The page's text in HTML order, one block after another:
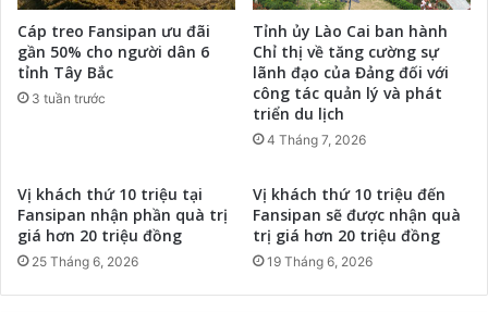
Cáp treo Fansipan ưu đãi
gần 50% cho người dân 6
tỉnh Tây Bắc
3 tuần trước
Tỉnh ủy Lào Cai ban hành
Chỉ thị về tăng cường sự
lãnh đạo của Đảng đối với
công tác quản lý và phát
triển du lịch
4 Tháng 7, 2026
Vị khách thứ 10 triệu tại
Fansipan nhận phần quà trị
giá hơn 20 triệu đồng
25 Tháng 6, 2026
Vị khách thứ 10 triệu đến
Fansipan sẽ được nhận quà
trị giá hơn 20 triệu đồng
19 Tháng 6, 2026